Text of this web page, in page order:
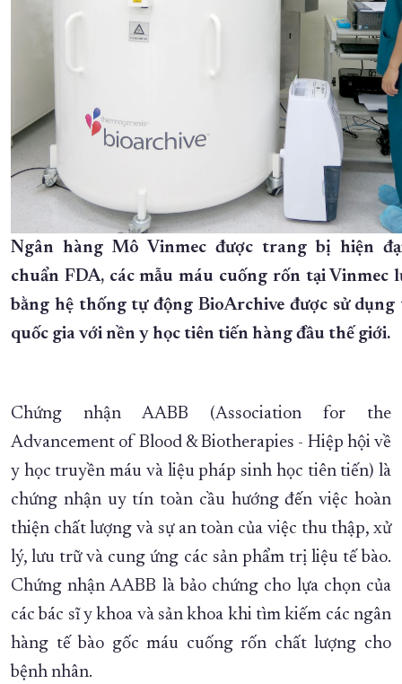
Ngân hàng Mô Vinmec được trang bị hiện
chuẩn FDA, các mẫu máu cuống rốn tại Vinmec
bằng hệ thống tự động BioArchive được sử dụng
quốc gia với nền y học tiên tiến hàng đầu thế giới.
Chứng nhận AABB (Association for the
Advancement of Blood & Biotherapies - Hiệp hội về
y học truyền máu và liệu pháp sinh học tiên tiến) là
chứng nhận uy tín toàn cầu hướng đến việc hoàn
thiện chất lượng và sự an toàn của việc thu thập, xử
lý, lưu trữ và cung ứng các sản phẩm trị liệu tế bào.
Chứng nhận AABB là bảo chứng cho lựa chọn của
các bác sĩ y khoa và sản khoa khi tìm kiếm các ngân
hàng tế bào gốc máu cuống rốn chất lượng cho
bệnh nhân.